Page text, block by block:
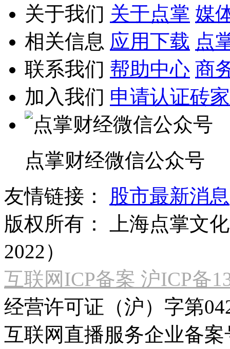
关于我们 关于点掌 媒
相关信息 应用下载 点
联系我们 帮助中心 商
加入我们 申请认证砖家
点掌财经微信公众号
友情链接：
股市最新消息
版权所有：
上海点掌文
2022）
互联网ICP备案 沪ICP备
经营许可证（沪）字第
互联网直播服务企业备案